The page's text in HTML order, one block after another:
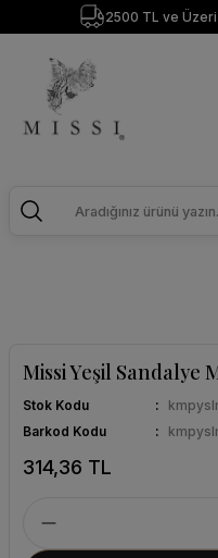
2500 TL ve
Missi Yeşil Sandalye
Stok Kodu
Barkod Kodu
314,36 TL